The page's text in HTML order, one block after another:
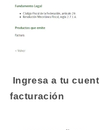
Ingresa a tu
facturación